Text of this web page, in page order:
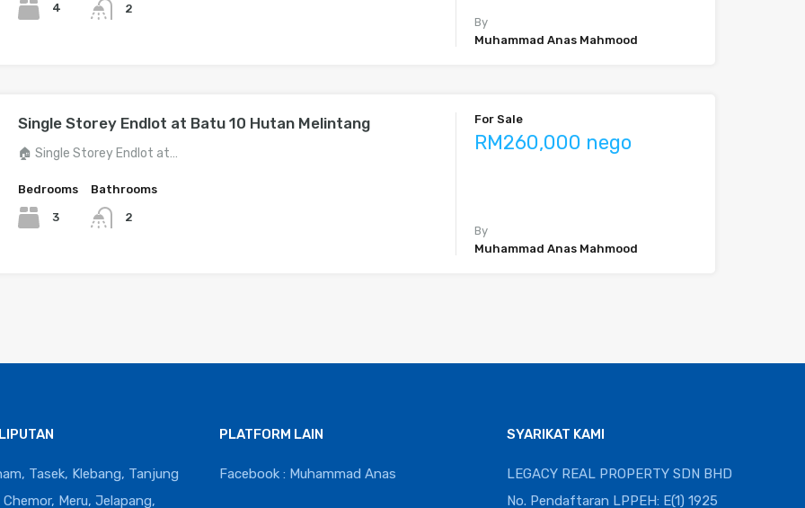
4 2
By
Muhammad Anas Mahmood
Single Storey Endlot at Batu 10 Hutan Melintang
🏠 Single Storey Endlot at…
Bedrooms
3
Bathrooms
2
For Sale
RM260,000 nego
By
Muhammad Anas Mahmood
Tasek, Klebang, Tanjung
Meru, Jelapang,
PLATFORM LAIN
Facebook : Muhammad Anas
SYARIKAT KAMI
LEGACY REAL PROPERTY SDN BHD
No. Pendaftaran LPPEH: E(1) 1925